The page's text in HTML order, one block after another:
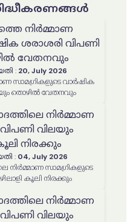
നിർമ്മാണ
ശരാശരി വിപണി
വേതനവും
: 20, July 2026
സാമഗ്രികളുടെ വാർഷിക
തൊഴിൽ വേതനവും
നിർമ്മാണ
വിലയും
നിരക്കും
: 04, July 2026
കൂലി നിരക്കും
നിർമ്മാണ
വിലയും